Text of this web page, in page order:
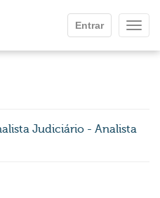
Entrar
Judiciário - Analista